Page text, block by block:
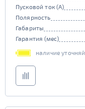
Пусковой ток (А)
Полярность
Габариты
Гарантия (мес)
наличие